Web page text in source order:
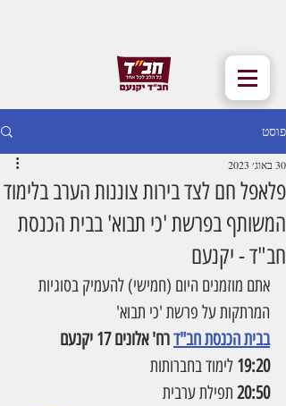
פוסט
פלאפל חם לצד בירות צוננות הערב בלימוד
המשותף בפרשת 'כי תבוא' בבית הכנסת
חב"ד - יקנעם
30 באוג׳ 2023
אתם מוזמנים היום (חמישי) להעמיק בסוגיות
המרתקות על פרשת 'כי תבוא'
בבית הכנסת חב"ד רח' אלונים 17 יקנעם
19:20 לימוד בחברותות
20:50 תפילת ערבית